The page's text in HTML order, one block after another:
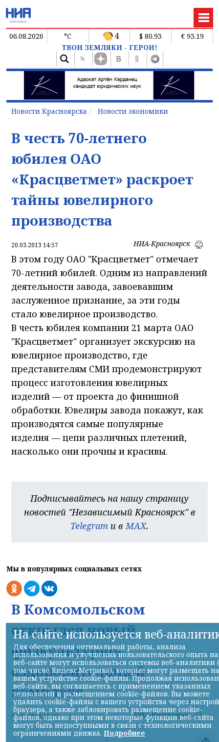
06.08.2026 °C 4 $ 80.93
€ 93.19
ТВОИ ЗЕМЛЯКИ - ГЕРОИ!
Новости Красноярска Новости экономики
В честь 70-летнего
юбилея ОАО
«Красцветмет» раскроет
тайны ювелирного
производства
20.03.2013 14:57 НИА-Красноярск
В этом году ОАО "Красцветмет" отмечает
70-летний юбилей. Одним из направлений
деятельности завода, завоевавшим
заслуженное признание, за эти годы
стало ювелирное производство.
В честь юбилея компании 21 марта ОАО
"Красцветмет" организует экскурсию на
ювелирное производство, где
представителям СМИ продемонстрируют
процесс изготовления ювелирных
изделий — от проекта до финишной
обработки. Ювелиры завода покажут, как
производятся самые популярные
изделия — цепи различных плетений,
насколько они прочны и красивы.
Подписывайтесь на нашу страницу
новостей "Независимый Красноярск" в
Telegram и в MAX.
Мы в популярных социальных сетях
В Комсомольском
открылся новый
физкультурно-
оздоровительный
комплекс
06.08.2026 17:49 НИА-Красноярск
На сайте используется веб-
Для обеспечения оптимальной работы, анализа
использования и улучшения пользовательского опыта на
веб-сайте могут использоваться системы веб-аналитики
том числе Яндекс.Метрика), которые могут размещать на
вашем устройстве cookie-файлы. Продолжая
веб-сайта, вы соглашаетесь с применением указанных
технологий и размещением cookie-файлов. Вы можете
удалить cookie-файлы с вашего устройства через
браузера, а также заблокировать размещение cookie-
файлов, однако при этом некоторые функции веб-сайта
могут быть недоступными в связи с технологическими
ограничениями движка. Подробнее